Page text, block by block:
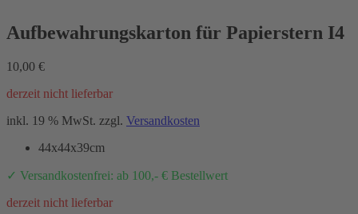
Aufbewahrungskarton für Papierstern I4
10,00 €
derzeit nicht lieferbar
inkl. 19 % MwSt. zzgl. Versandkosten
44x44x39cm
✓ Versandkostenfrei: ab 100,- € Bestellwert
derzeit nicht lieferbar